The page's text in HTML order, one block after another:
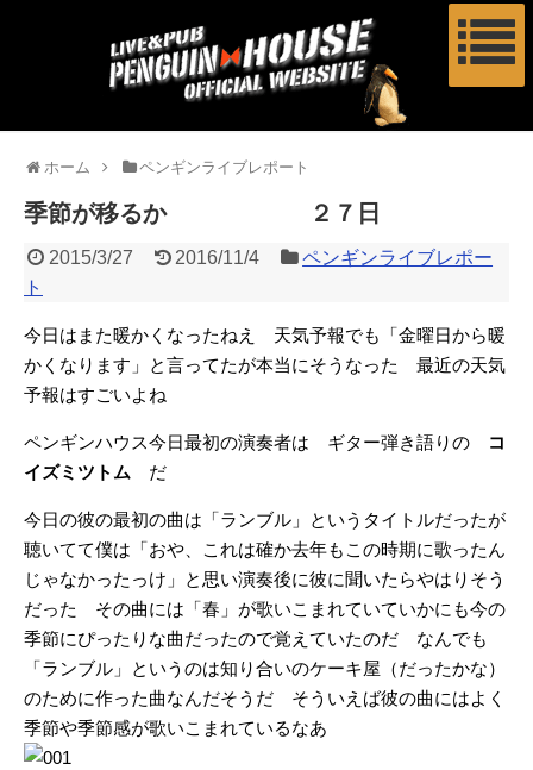
ホーム ペンギンライブレポート
季節が移るか ２７日
2015/3/27 2016/11/4
ペンギンライブレポー
ト
今日はまた暖かくなったねえ 天気予報でも「金曜日から暖
かくなります」と言ってたが本当にそうなった 最近の天気
予報はすごいよね
ペンギンハウス今日最初の演奏者は ギター弾き語りの コ
イズミツトム だ
今日の彼の最初の曲は「ランブル」というタイトルだったが
聴いてて僕は「おや、これは確か去年もこの時期に歌ったん
じゃなかったっけ」と思い演奏後に彼に聞いたらやはりそう
だった その曲には「春」が歌いこまれていていかにも今の
季節にぴったりな曲だったので覚えていたのだ なんでも
「ランブル」というのは知り合いのケーキ屋（だったかな）
のために作った曲なんだそうだ そういえば彼の曲にはよく
季節や季節感が歌いこまれているなあ